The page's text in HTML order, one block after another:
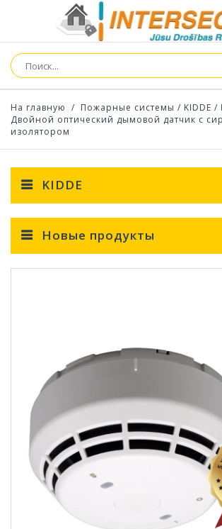
На главную / Пожарные системы / KIDDE /
Двойной оптический дымовой датчик с
изолятором
KIDDE
Новые продукты